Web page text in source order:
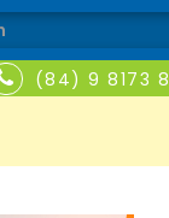
(84) 9 8173